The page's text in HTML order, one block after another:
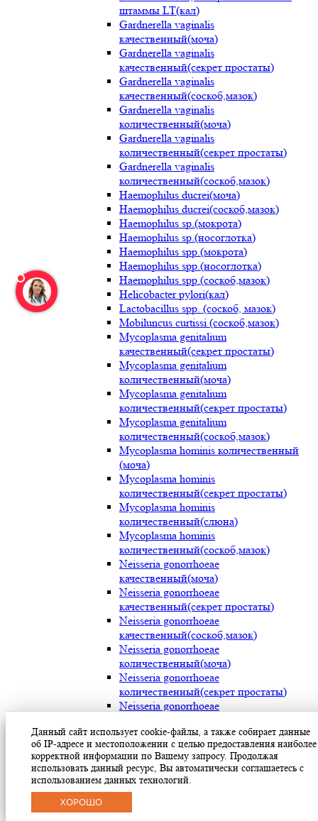
штаммы LT(кал)
Gardnerella vaginalis
качественный(моча)
Gardnerella vaginalis
качественный(секрет простаты)
Gardnerella vaginalis
качественный(соскоб,мазок)
Gardnerella vaginalis
количественный(моча)
Gardnerella vaginalis
количественный(секрет простаты)
Gardnerella vaginalis
количественный(соскоб,мазок)
Haemophilus ducrei(моча)
Haemophilus ducrei(соскоб,мазок)
Haemophilus sp.(мокрота)
Haemophilus sp.(носоглотка)
Haemophilus spp.(мокрота)
Haemophilus spp.(носоглотка)
Haemophilus spp.(соскоб,мазок)
Helicobacter pylori(кал)
Lactobacillus spp. (соскоб, мазок)
Mobiluncus curtissi (соскоб,мазок)
Mycoplasma genitalium
качественный(секрет простаты)
Mycoplasma genitalium
количественный(моча)
Mycoplasma genitalium
количественный(секрет простаты)
Mycoplasma genitalium
количественный(соскоб,мазок)
Mycoplasma hominis количественный
(моча)
Mycoplasma hominis
количественный(секрет простаты)
Mycoplasma hominis
количественный(слюна)
Mycoplasma hominis
количественный(соскоб,мазок)
Neisseria gonorrhoeae
качественный(моча)
Neisseria gonorrhoeae
качественный(секрет простаты)
Neisseria gonorrhoeae
качественный(соскоб,мазок)
Neisseria gonorrhoeae
количественный(моча)
Neisseria gonorrhoeae
количественный(секрет простаты)
Neisseria gonorrhoeae
Streptococcus pyogenes (мокрота)
Streptococcus pyogenes (носоглотка)
Streptococcus pyogenes(мазок с раневой
поверхности)
Treponema pallidum(моча)
Данный сайт использует cookie-файлы, а также собирает данные
об IP-адресе и местоположении с целью предоставления наиболее
корректной информации по Вашему запросу. Продолжая
использовать данный ресурс, Вы автоматически соглашаетесь с
использованием данных технологий.
ХОРОШО